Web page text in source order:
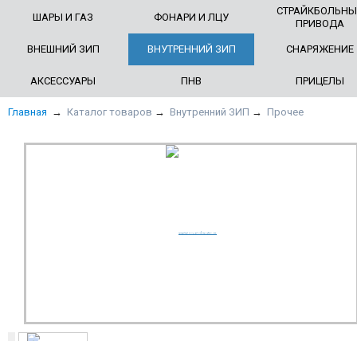
ШАРЫ И ГАЗ ФОНАРИ И ЛЦУ
ПРИВОДА
ВНЕШНИЙ ЗИП ВНУТРЕННИЙ ЗИП СНАРЯЖЕНИЕ
АКСЕССУАРЫ ПНВ ПРИЦЕЛЫ
Главная → Каталог товаров → Внутренний ЗИП → Прочее